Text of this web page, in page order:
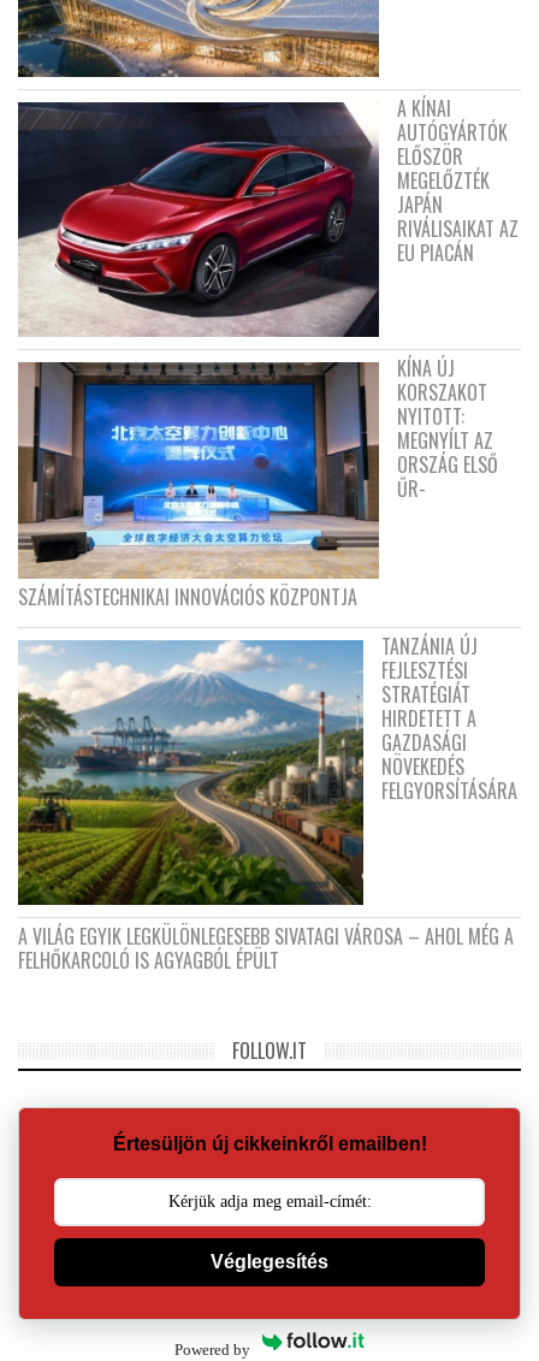
A KÍNAI
AUTÓGYÁRTÓK
ELŐSZÖR
MEGELŐZTÉK
JAPÁN
RIVÁLISAIKAT AZ
EU PIACÁN
KÍNA ÚJ
KORSZAKOT
NYITOTT:
MEGNYÍLT AZ
ORSZÁG ELSŐ
ŰR-
SZÁMÍTÁSTECHNIKAI INNOVÁCIÓS KÖZPONTJA
TANZÁNIA ÚJ
FEJLESZTÉSI
STRATÉGIÁT
HIRDETETT A
GAZDASÁGI
NÖVEKEDÉS
FELGYORSÍTÁSÁRA
A VILÁG EGYIK LEGKÜLÖNLEGESEBB SIVATAGI VÁROSA – AHOL MÉG A
FELHŐKARCOLÓ IS AGYAGBÓL ÉPÜLT
FOLLOW.IT
Értesüljön új cikkeinkről emailben!
Véglegesítés
Powered by